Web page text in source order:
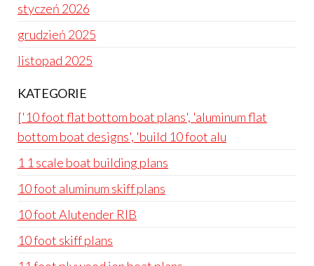
styczeń 2026
grudzień 2025
listopad 2025
KATEGORIE
['10 foot flat bottom boat plans', 'aluminum flat
bottom boat designs', 'build 10 foot alu
1 1 scale boat building plans
10 foot aluminum skiff plans
10 foot Alutender RIB
10 foot skiff plans